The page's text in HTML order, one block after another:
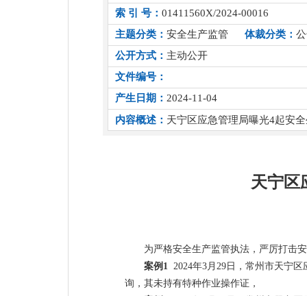
索 引 号： 01411560X/2024-00016
主题分类： 安全生产监管 体裁分类：
公开方式： 主动公开
文件编号：
产生日期： 2024-11-04
内容概述： 天宁区应急管理局曝光4起安
天宁区
为严格安全生产监管执法，严厉打击
案例 1 2024年3月 29 日，常州市天宁
询，其未持有特种作业操作证，